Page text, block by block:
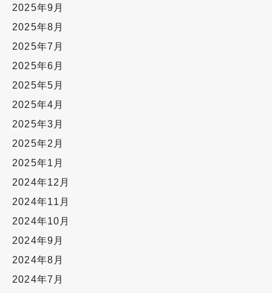
2025年9月
2025年8月
2025年7月
2025年6月
2025年5月
2025年4月
2025年3月
2025年2月
2025年1月
2024年12月
2024年11月
2024年10月
2024年9月
2024年8月
2024年7月